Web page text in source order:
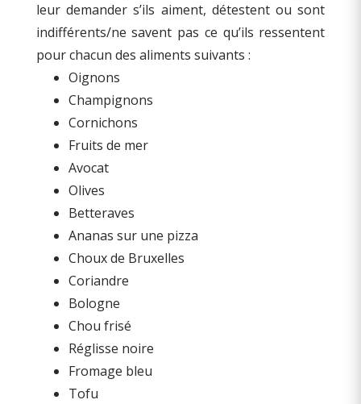
leur demander s’ils aiment, détestent ou sont
indifférents/ne savent pas ce qu’ils ressentent
pour chacun des aliments suivants :
Oignons
Champignons
Cornichons
Fruits de mer
Avocat
Olives
Betteraves
Ananas sur une pizza
Choux de Bruxelles
Coriandre
Bologne
Chou frisé
Réglisse noire
Fromage bleu
Tofu